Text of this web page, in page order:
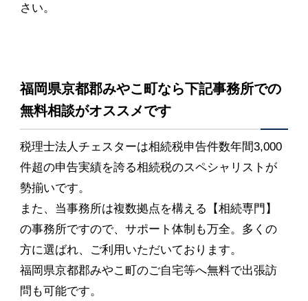
さい。
福岡県京都郡みやこ町なら下記事務所での
無料相談がオススメです
税理士法人チェスターは相続税申告件数年間3,000
件超の申告実績を誇る相続税のスペシャリストが
勢揃いです。
また、当事務所は複数拠点を構える【相続専門】
の事務所ですので、サポート体制も万全。多くの
方に選ばれ、ご利用いただいております。
福岡県京都郡みやこ町のご自宅等へ無料で出張訪
問も可能です。